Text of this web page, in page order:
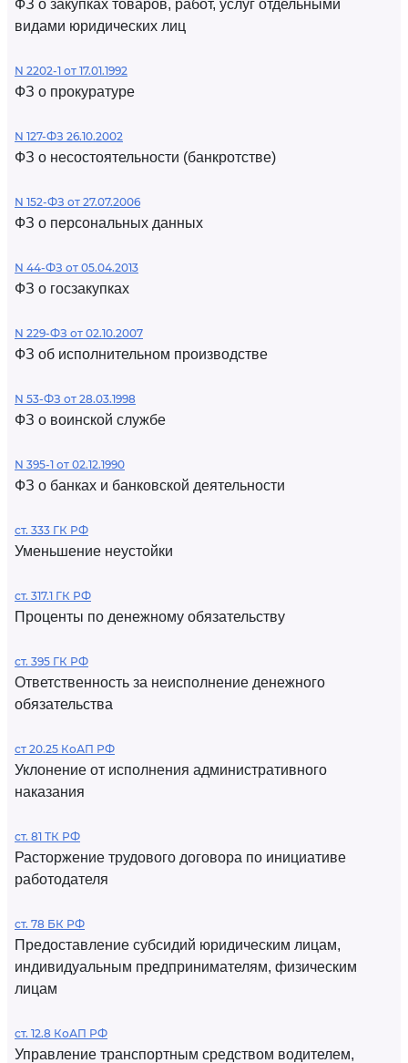
ФЗ о закупках товаров, работ, услуг отдельными
видами юридических лиц
N 2202-1 от 17.01.1992
ФЗ о прокуратуре
N 127-ФЗ 26.10.2002
ФЗ о несостоятельности (банкротстве)
N 152-ФЗ от 27.07.2006
ФЗ о персональных данных
N 44-ФЗ от 05.04.2013
ФЗ о госзакупках
N 229-ФЗ от 02.10.2007
ФЗ об исполнительном производстве
N 53-ФЗ от 28.03.1998
ФЗ о воинской службе
N 395-1 от 02.12.1990
ФЗ о банках и банковской деятельности
ст. 333 ГК РФ
Уменьшение неустойки
ст. 317.1 ГК РФ
Проценты по денежному обязательству
ст. 395 ГК РФ
Ответственность за неисполнение денежного
обязательства
ст 20.25 КоАП РФ
Уклонение от исполнения административного
наказания
ст. 81 ТК РФ
Расторжение трудового договора по инициативе
работодателя
ст. 78 БК РФ
Предоставление субсидий юридическим лицам,
индивидуальным предпринимателям, физическим
лицам
ст. 12.8 КоАП РФ
Управление транспортным средством водителем,